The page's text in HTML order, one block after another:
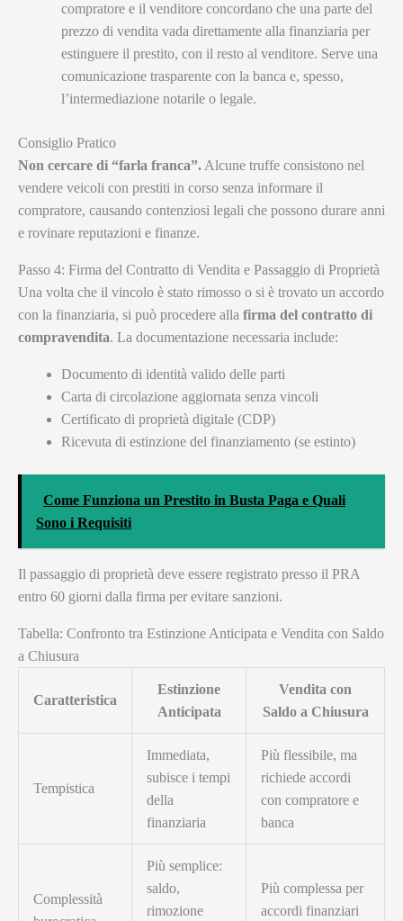
compratore e il venditore concordano che una parte del
prezzo di vendita vada direttamente alla finanziaria per
estinguere il prestito, con il resto al venditore. Serve una
comunicazione trasparente con la banca e, spesso,
l’intermediazione notarile o legale.
Consiglio Pratico
Non cercare di “farla franca”. Alcune truffe consistono nel
vendere veicoli con prestiti in corso senza informare il
compratore, causando contenziosi legali che possono durare anni
e rovinare reputazioni e finanze.
Passo 4: Firma del Contratto di Vendita e Passaggio di Proprietà
Una volta che il vincolo è stato rimosso o si è trovato un accordo
con la finanziaria, si può procedere alla firma del contratto di
compravendita. La documentazione necessaria include:
Documento di identità valido delle parti
Carta di circolazione aggiornata senza vincoli
Certificato di proprietà digitale (CDP)
Ricevuta di estinzione del finanziamento (se estinto)
Come Funziona un Prestito in Busta Paga e Quali
Sono i Requisiti
Il passaggio di proprietà deve essere registrato presso il PRA
entro 60 giorni dalla firma per evitare sanzioni.
Tabella: Confronto tra Estinzione Anticipata e Vendita con Saldo
a Chiusura
Caratteristica
Estinzione
Anticipata
Vendita con
Saldo a Chiusura
Tempistica
Immediata,
subisce i tempi
della
finanziaria
Più flessibile, ma
richiede accordi
con compratore e
banca
Complessità
Più semplice:
saldo,
rimozione
Più complessa per
accordi finanziari